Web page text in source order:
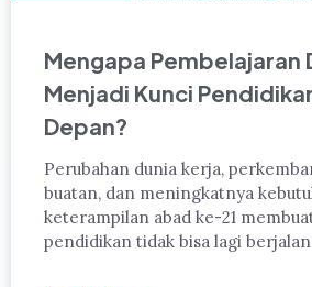
Mengapa Pembelajaran
Menjadi Kunci
Depan?
Perubahan dunia kerja,
buatan, dan meningkatnya
keterampilan abad ke-21
pendidikan tidak bisa lagi